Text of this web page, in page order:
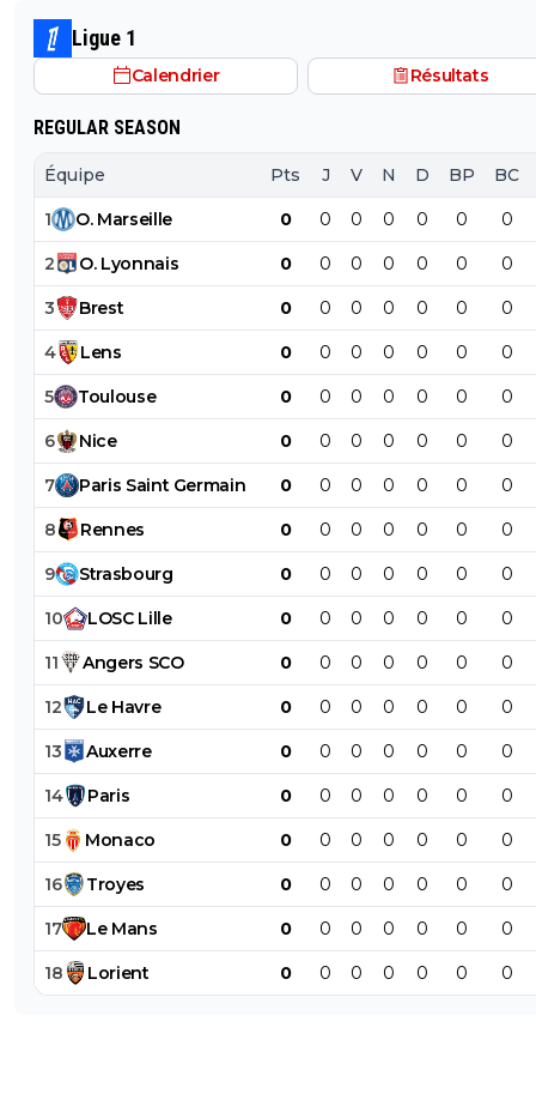
pieds sur un terrain
Ligue 1
Calendrier Résultats
REGULAR SEASON
Équipe Pts J V N D BP BC
1 O. Marseille 0 0 0 0 0 0 0
2 O. Lyonnais 0 0 0 0 0 0 0
3 Brest 0 0 0 0 0 0 0
4 Lens 0 0 0 0 0 0 0
5 Toulouse 0 0 0 0 0 0 0
6 Nice 0 0 0 0 0 0 0
7 Paris Saint Germain 0 0 0 0 0 0 0
8 Rennes 0 0 0 0 0 0 0
9 Strasbourg 0 0 0 0 0 0 0
10 LOSC Lille 0 0 0 0 0 0 0
11 Angers SCO 0 0 0 0 0 0 0
12 Le Havre 0 0 0 0 0 0 0
13 Auxerre 0 0 0 0 0 0 0
14 Paris 0 0 0 0 0 0 0
15 Monaco 0 0 0 0 0 0 0
16 Troyes 0 0 0 0 0 0 0
17 Le Mans 0 0 0 0 0 0 0
18 Lorient 0 0 0 0 0 0 0